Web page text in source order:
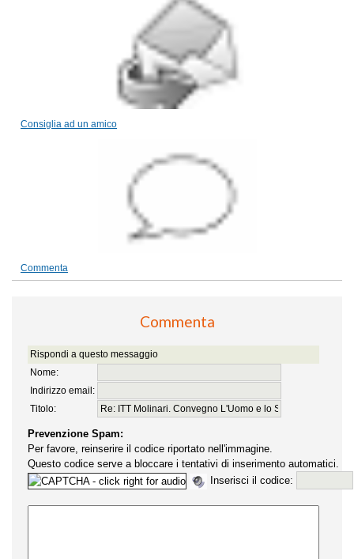
Consiglia ad un amico
Commenta
Commenta
Rispondi a questo messaggio
Nome:
Indirizzo email:
Titolo:
Prevenzione Spam:
Per favore, reinserire il codice riportato nell'immagine.
Questo codice serve a bloccare i tentativi di inserimento automatici.
Inserisci il codice: